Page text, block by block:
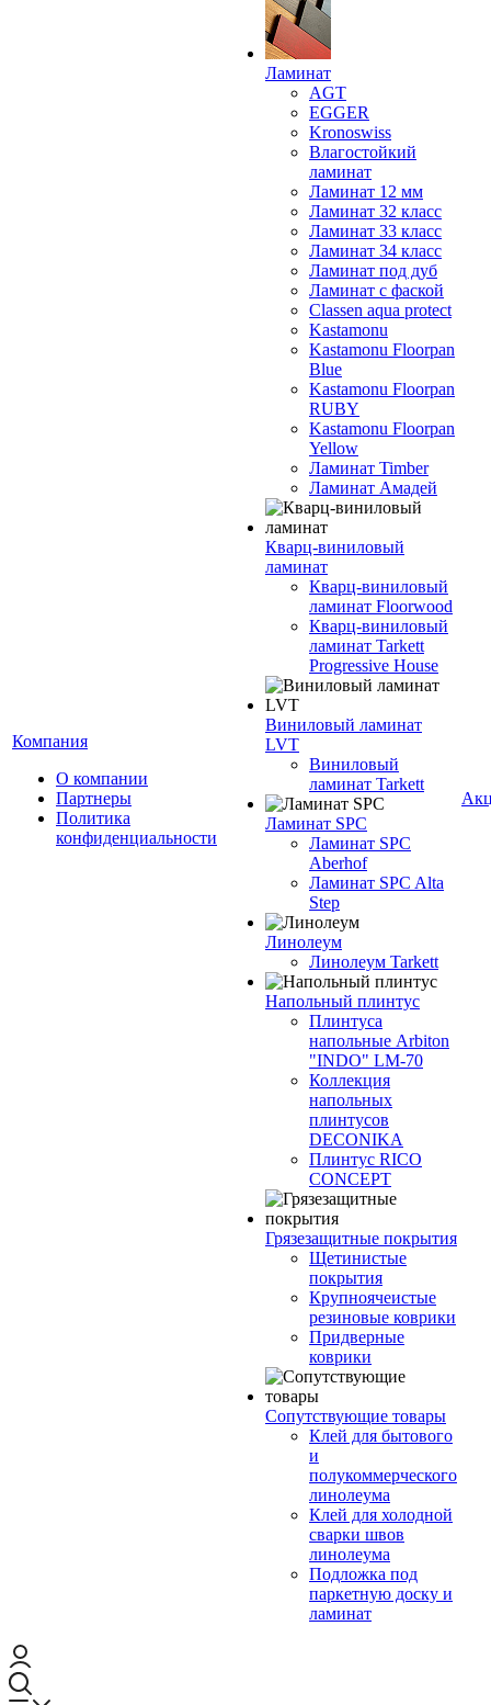
Компания
О компании
Партнеры
Политика
конфиденциальности
Ламинат
AGT
EGGER
Kronoswiss
Влагостойкий
ламинат
Ламинат 12 мм
Ламинат 32 класс
Ламинат 33 класс
Ламинат 34 класс
Ламинат под дуб
Ламинат с фаской
Classen aqua protect
Kastamonu
Kastamonu Floorpan
Blue
Kastamonu Floorpan
RUBY
Kastamonu Floorpan
Yellow
Ламинат Timber
Ламинат Амадей
Кварц-виниловый
ламинат
Кварц-виниловый
ламинат Floorwood
Кварц-виниловый
ламинат Tarkett
Progressive House
Виниловый ламинат
LVT
Виниловый
ламинат Tarkett
Ламинат SPC
Ламинат SPC
Aberhof
Ламинат SPC Alta
Step
Линолеум
Линолеум Tarkett
Напольный плинтус
Плинтуса
напольные Arbiton
"INDO" LM-70
Коллекция
напольных
плинтусов
DECONIKA
Плинтус RICO
CONCEPT
Грязезащитные покрытия
Щетинистые
покрытия
Крупноячеистые
резиновые коврики
Придверные
коврики
Сопутствующие товары
Клей для бытового
и
полукоммерческого
линолеума
Клей для холодной
сварки швов
линолеума
Подложка под
паркетную доску и
ламинат